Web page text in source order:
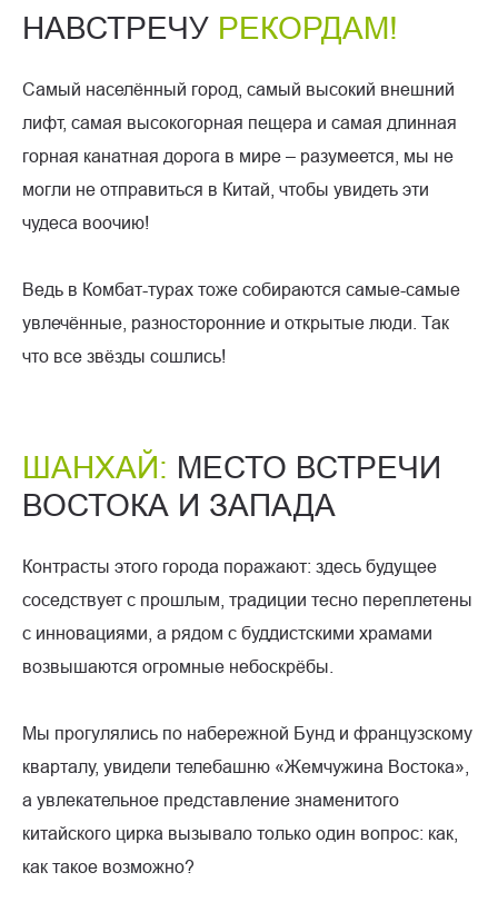
НАВСТРЕЧУ РЕКОРДАМ!
Самый населённый город, самый высокий внешний
лифт, самая высокогорная пещера и самая длинная
горная канатная дорога в мире – разумеется, мы не
могли не отправиться в Китай, чтобы увидеть эти
чудеса воочию!
Ведь в Комбат-турах тоже собираются самые-самые
увлечённые, разносторонние и открытые люди. Так
что все звёзды сошлись!
ШАНХАЙ: МЕСТО ВСТРЕЧИ
ВОСТОКА И ЗАПАДА
Контрасты этого города поражают: здесь будущее
соседствует с прошлым, традиции тесно переплетены
с инновациями, а рядом с буддистскими храмами
возвышаются огромные небоскрёбы.
Мы прогулялись по набережной Бунд и французскому
кварталу, увидели телебашню «Жемчужина Востока»,
а увлекательное представление знаменитого
китайского цирка вызывало только один вопрос: как,
как такое возможно?